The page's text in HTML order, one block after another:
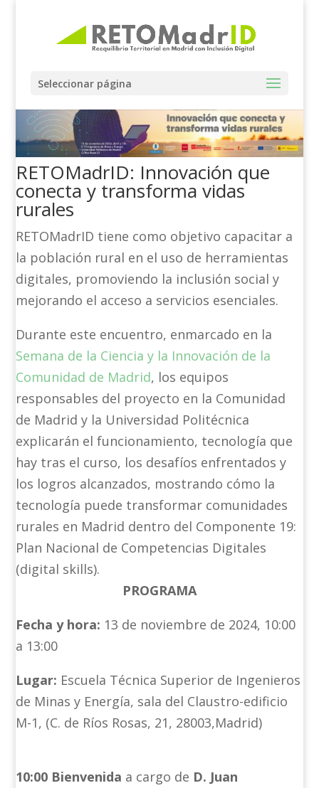
Seleccionar página
RETOMadrID: Innovación que
conecta y transforma vidas
rurales
RETOMadrID tiene como objetivo capacitar a
la población rural en el uso de herramientas
digitales, promoviendo la inclusión social y
mejorando el acceso a servicios esenciales.
Durante este encuentro, enmarcado en la
Semana de la Ciencia y la Innovación de la
Comunidad de Madrid, los equipos
responsables del proyecto en la Comunidad
de Madrid y la Universidad Politécnica
explicarán el funcionamiento, tecnología que
hay tras el curso, los desafíos enfrentados y
los logros alcanzados, mostrando cómo la
tecnología puede transformar comunidades
rurales en Madrid dentro del Componente 19:
Plan Nacional de Competencias Digitales
(digital skills).
PROGRAMA
Fecha y hora: 13 de noviembre de 2024, 10:00
a 13:00
Lugar: Escuela Técnica Superior de Ingenieros
de Minas y Energía, sala del Claustro-edificio
M-1, (C. de Ríos Rosas, 21, 28003,Madrid)
10:00 Bienvenida a cargo de D. Juan